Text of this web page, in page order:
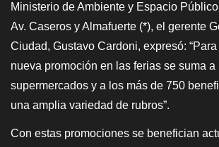
Ministerio de Ambiente y Espacio
Av. Caseros y Almafuerte (*), el gerente
Ciudad, Gustavo Cardoni, expresó:
nueva promoción en las ferias se suma
supermercados y a los más de 750
una amplia variedad de rubros”.
Con estas promociones se benefician